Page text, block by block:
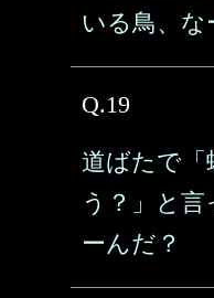
いる鳥、な
Q.19
道ばたで「
う？」と
ーんだ？